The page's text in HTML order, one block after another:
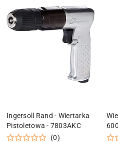
(malejąco).
Ingersoll Rand - Wiertarka
Pistoletowa - 7803AKC
(0)
DODAJ DO KOSZYKA